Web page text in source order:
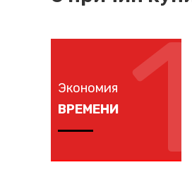
Экономия
ВРЕМЕНИ